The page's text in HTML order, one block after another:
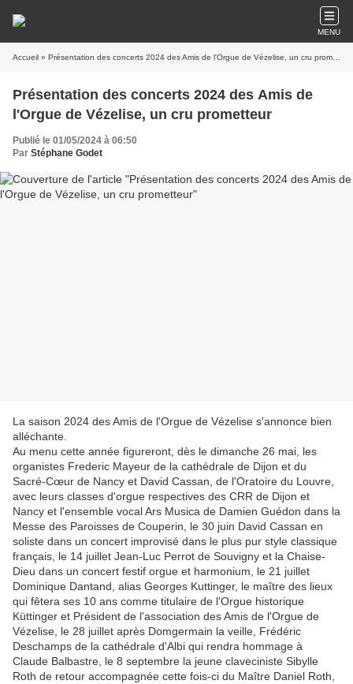
MENU
Accueil » Présentation des concerts 2024 des Amis de l'Orgue de Vézelise, un cru prometteur
Présentation des concerts 2024 des Amis de
l'Orgue de Vézelise, un cru prometteur
Publié le 01/05/2024 à 06:50
Par Stéphane Godet
La saison 2024 des Amis de l'Orgue de Vézelise s'annonce bien
alléchante.
Au menu cette année figureront, dès le dimanche 26 mai, les
organistes Frederic Mayeur de la cathédrale de Dijon et du
Sacré-Cœur de Nancy et David Cassan, de l'Oratoire du Louvre,
avec leurs classes d'orgue respectives des CRR de Dijon et
Nancy et l'ensemble vocal Ars Musica de Damien Guédon dans la
Messe des Paroisses de Couperin, le 30 juin David Cassan en
soliste dans un concert improvisé dans le plus pur style classique
français, le 14 juillet Jean-Luc Perrot de Souvigny et la Chaise-
Dieu dans un concert festif orgue et harmonium, le 21 juillet
Dominique Dantand, alias Georges Kuttinger, le maître des lieux
qui fêtera ses 10 ans comme titulaire de l'Orgue historique
Küttinger et Président de l'association des Amis de l'Orgue de
Vézelise, le 28 juillet après Domgermain la veille, Frédéric
Deschamps de la cathédrale d'Albi qui rendra hommage à
Claude Balbastre, le 8 septembre la jeune claveciniste Sibylle
Roth de retour accompagnée cette fois-ci du Maître Daniel Roth,